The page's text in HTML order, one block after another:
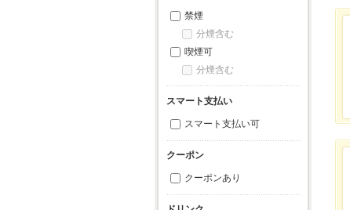
禁煙
分煙含む
喫煙可
分煙含む
スマート支払い
スマート支払い可
クーポン
クーポンあり